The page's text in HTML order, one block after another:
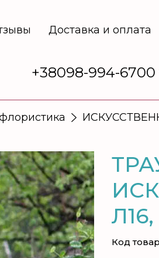
Доставка и оплата
+38098-994-6700
Код